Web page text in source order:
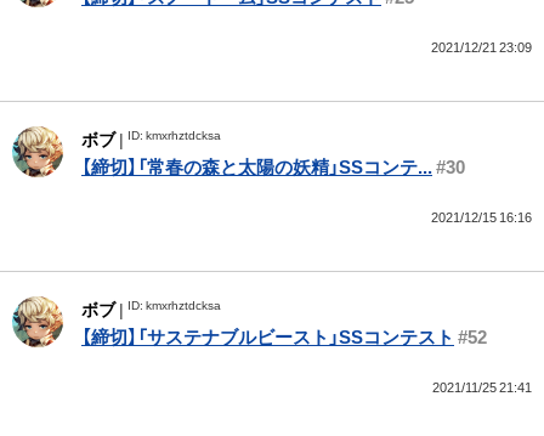
2021/12/21 23:09
ボブ| ID: kmxrhztdcksa
【締切】「常春の森と太陽の妖精」SSコンテ...#30
2021/12/15 16:16
ボブ| ID: kmxrhztdcksa
【締切】「サステナブルビースト」SSコンテスト #52
2021/11/25 21:41